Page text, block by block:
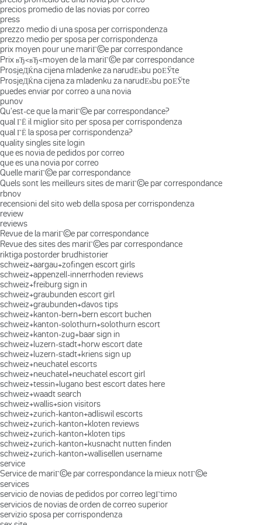
precios promedio de las novias por correo
press
prezzo medio di una sposa per corrispondenza
prezzo medio per sposa per corrispondenza
prix moyen pour une mariГ©e par correspondance
Prix вЂ‹вЂ‹moyen de la mariГ©e par correspondance
ProsjeДЌna cijena mladenke za narudЕѕbu poЕЎte
ProsjeДЌna cijena za mladenku za narudЕѕbu poЕЎte
puedes enviar por correo a una novia
punov
Qu'est-ce que la mariГ©e par correspondance?
qual ГЁ il miglior sito per sposa per corrispondenza
qual ГЁ la sposa per corrispondenza?
quality singles site login
que es novia de pedidos por correo
que es una novia por correo
Quelle mariГ©e par correspondance
Quels sont les meilleurs sites de mariГ©e par correspondance
rbnov
recensioni del sito web della sposa per corrispondenza
review
reviews
Revue de la mariГ©e par correspondance
Revue des sites des mariГ©es par correspondance
riktiga postorder brudhistorier
schweiz+aargau+zofingen escort girls
schweiz+appenzell-innerrhoden reviews
schweiz+freiburg sign in
schweiz+graubunden escort girl
schweiz+graubunden+davos tips
schweiz+kanton-bern+bern escort buchen
schweiz+kanton-solothurn+solothurn escort
schweiz+kanton-zug+baar sign in
schweiz+luzern-stadt+horw escort date
schweiz+luzern-stadt+kriens sign up
schweiz+neuchatel escorts
schweiz+neuchatel+neuchatel escort girl
schweiz+tessin+lugano best escort dates here
schweiz+waadt search
schweiz+wallis+sion visitors
schweiz+zurich-kanton+adliswil escorts
schweiz+zurich-kanton+kloten reviews
schweiz+zurich-kanton+kloten tips
schweiz+zurich-kanton+kusnacht nutten finden
schweiz+zurich-kanton+wallisellen username
service
Service de mariГ©e par correspondance la mieux notГ©e
services
servicio de novias de pedidos por correo legГ­timo
servicios de novias de orden de correo superior
servizio sposa per corrispondenza